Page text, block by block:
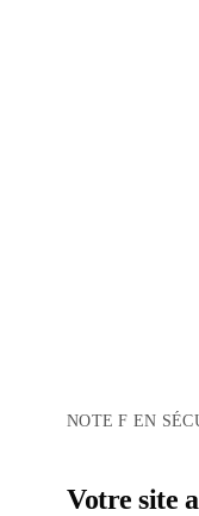
NOTE F EN
Votre site